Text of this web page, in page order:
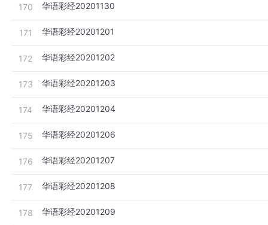
170 华语彩经20201130
171 华语彩经20201201
172 华语彩经20201202
173 华语彩经20201203
174 华语彩经20201204
175 华语彩经20201206
176 华语彩经20201207
177 华语彩经20201208
178 华语彩经20201209